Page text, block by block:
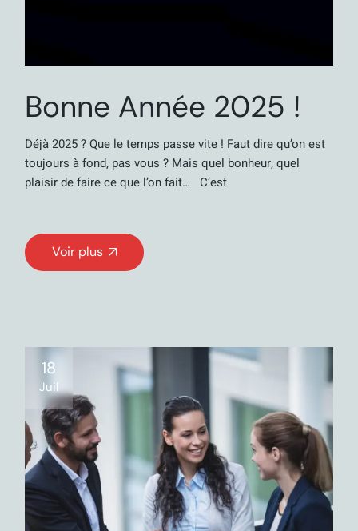
Bonne Année 2025 !
Déjà 2025 ? Que le temps passe vite ! Faut dire qu’on est
toujours à fond, pas vous ? Mais quel bonheur, quel
plaisir de faire ce que l’on fait… C’est
Voir plus
18
Juil